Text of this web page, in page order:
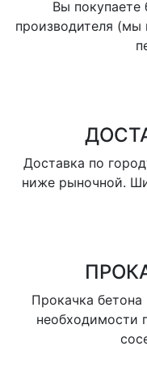
Вы покупаете
производителя (мы
Доставка по
ниже рыночной.
Прокачка
необходимости